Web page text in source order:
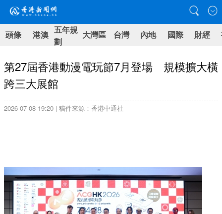
頭條 港澳 五年規
劃
大灣區 台灣 內地 國際 財經
第27屆香港動漫電玩節7月登場 規模擴大橫
跨三大展館
2026-07-08 19:20 | 稿件來源：香港中通社